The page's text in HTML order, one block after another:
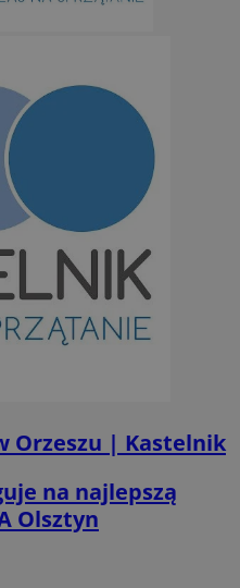
Orzeszu | Kastelnik
na najlepszą
Olsztyn